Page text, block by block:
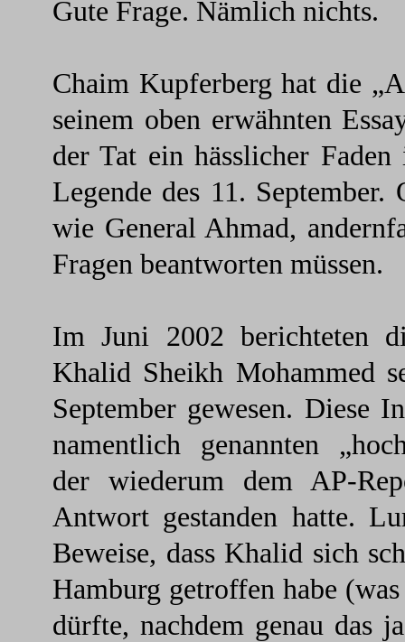
Gute Frage. Nämlich nichts.
Chaim Kupferberg hat die
seinem oben erwähnten
der Tat ein hässlicher
Legende des 11. September.
wie General Ahmad,
Fragen beantworten müssen.
Im Juni 2002 berichteten
Khalid Sheikh Mohammed
September gewesen. Diese
namentlich genannten
der wiederum dem AP-
Antwort gestanden hatte.
Beweise, dass Khalid sich
Hamburg getroffen habe
dürfte, nachdem genau das